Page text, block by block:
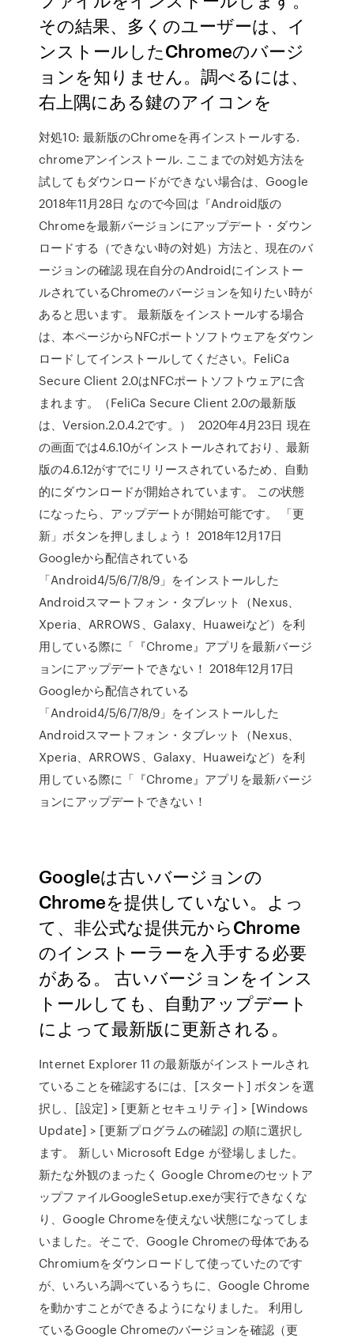
その結果、多くのユーザーは、イ
ンストールしたChromeのバージ
ョンを知りません。調べるには、
右上隅にある鍵のアイコンを
対処10: 最新版のChromeを再インストールする.
chromeアンインストール. ここまでの対処方法を
試してもダウンロードができない場合は、Google
2018年11月28日 なので今回は『Android版の
Chromeを最新バージョンにアップデート・ダウン
ロードする（できない時の対処）方法と、現在のバ
ージョンの確認 現在自分のAndroidにインストー
ルされているChromeのバージョンを知りたい時が
あると思います。 最新版をインストールする場合
は、本ページからNFCポートソフトウェアをダウン
ロードしてインストールしてください。FeliCa
Secure Client 2.0はNFCポートソフトウェアに含
まれます。（FeliCa Secure Client 2.0の最新版
は、Version.2.0.4.2です。） 2020年4月23日 現在
の画面では4.6.10がインストールされており、最新
版の4.6.12がすでにリリースされているため、自動
的にダウンロードが開始されています。 この状態
になったら、アップデートが開始可能です。 「更
新」ボタンを押しましょう！ 2018年12月17日
Googleから配信されている
「Android4/5/6/7/8/9」をインストールした
Androidスマートフォン・タブレット（Nexus、
Xperia、ARROWS、Galaxy、Huaweiなど）を利
用している際に「『Chrome』アプリを最新バージ
ョンにアップデートできない！ 2018年12月17日
Googleから配信されている
「Android4/5/6/7/8/9」をインストールした
Androidスマートフォン・タブレット（Nexus、
Xperia、ARROWS、Galaxy、Huaweiなど）を利
用している際に「『Chrome』アプリを最新バージ
ョンにアップデートできない！
Googleは古いバージョンの
Chromeを提供していない。よっ
て、非公式な提供元からChrome
のインストーラーを入手する必要
がある。 古いバージョンをインス
トールしても、自動アップデート
によって最新版に更新される。
Internet Explorer 11 の最新版がインストールされ
ていることを確認するには、[スタート] ボタンを選
択し、[設定] > [更新とセキュリティ] > [Windows
Update] > [更新プログラムの確認] の順に選択し
ます。 新しい Microsoft Edge が登場しました。
新たな外観のまったく Google Chromeのセットア
ップファイルGoogleSetup.exeが実行できなくな
り、Google Chromeを使えない状態になってしま
いました。そこで、Google Chromeの母体である
Chromiumをダウンロードして使っていたのです
が、いろいろ調べているうちに、Google Chrome
を動かすことができるようになりました。 利用し
ているGoogle Chromeのバージョンを確認（更